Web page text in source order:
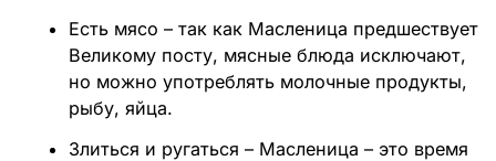
Есть мясо – так как Масленица предшествует
Великому посту, мясные блюда исключают,
но можно употреблять молочные продукты,
рыбу, яйца.
Злиться и ругаться – Масленица – это время